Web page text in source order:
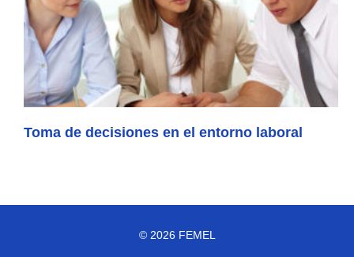
Toma de decisiones en el entorno laboral
© 2026 FEMEL